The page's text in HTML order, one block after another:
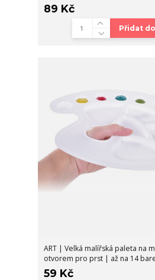
89 Kč
Přidat
ART | Velká malířská paleta na
otvorem pro prst | až na 14
59 Kč